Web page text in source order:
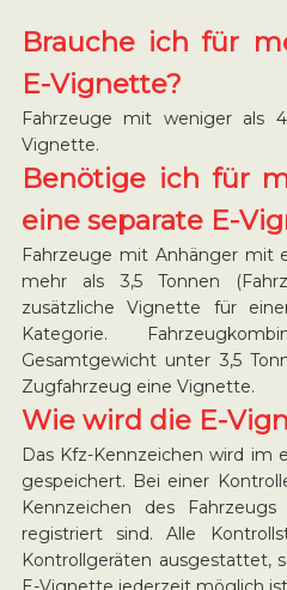
Brauche ich für
E-Vignette?
Fahrzeuge mit weniger als
Vignette.
Benötige ich für
eine separate E-
Fahrzeuge mit Anhänger mit
mehr als 3,5 Tonnen
zusätzliche Vignette für
Kategorie.
Gesamtgewicht unter 3,5
Zugfahrzeug eine Vignette.
Wie wird die E-
Das Kfz-Kennzeichen wird im
gespeichert. Bei einer
Kennzeichen des
registriert sind. Alle
Kontrollgeräten ausgestattet,